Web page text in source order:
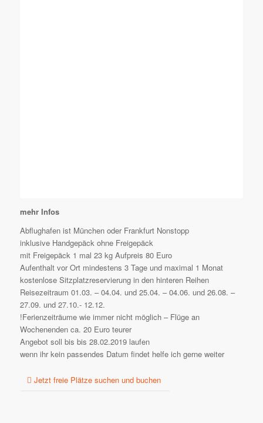
mehr Infos
Abflughafen ist München oder Frankfurt Nonstopp
inklusive Handgepäck ohne Freigepäck
mit Freigepäck 1 mal 23 kg Aufpreis 80 Euro
Aufenthalt vor Ort mindestens 3 Tage und maximal 1 Monat
kostenlose Sitzplatzreservierung in den hinteren Reihen
Reisezeitraum 01.03. – 04.04. und 25.04. – 04.06. und 26.08. –
27.09. und 27.10.- 12.12.
!Ferienzeiträume wie immer nicht möglich – Flüge an
Wochenenden ca. 20 Euro teurer
Angebot soll bis bis 28.02.2019 laufen
wenn ihr kein passendes Datum findet helfe ich gerne weiter
Jetzt freie Plätze suchen und buchen